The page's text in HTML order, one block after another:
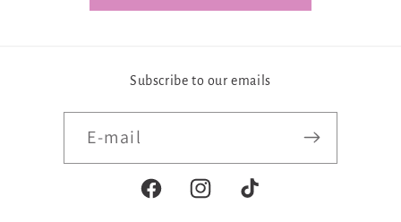
Subscribe to our emails
E‑mail
FacebookInstagramTikTok